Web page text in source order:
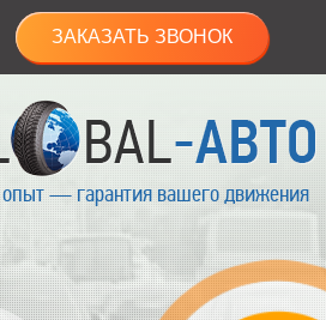
ЗАКАЗАТЬ ЗВОНОК
— гарантия вашего движения